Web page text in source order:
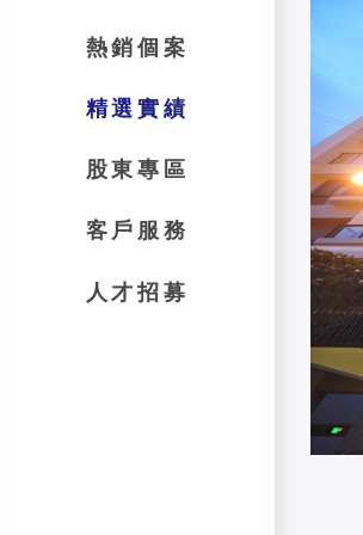
熱銷個案
精選實績
股東專區
客戶服務
人才招募